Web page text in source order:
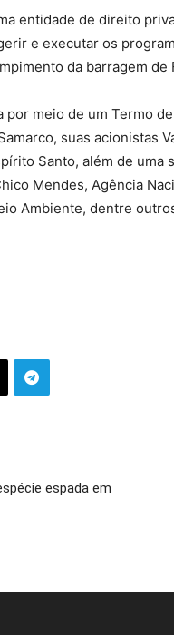
entidade de direito
e executar os
da barragem de
por meio de um Termo
suas acionistas
Santo, além de
Mendes, Agência
Ambiente, dentre
espada em